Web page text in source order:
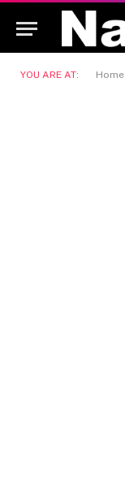
YOU ARE AT: Home